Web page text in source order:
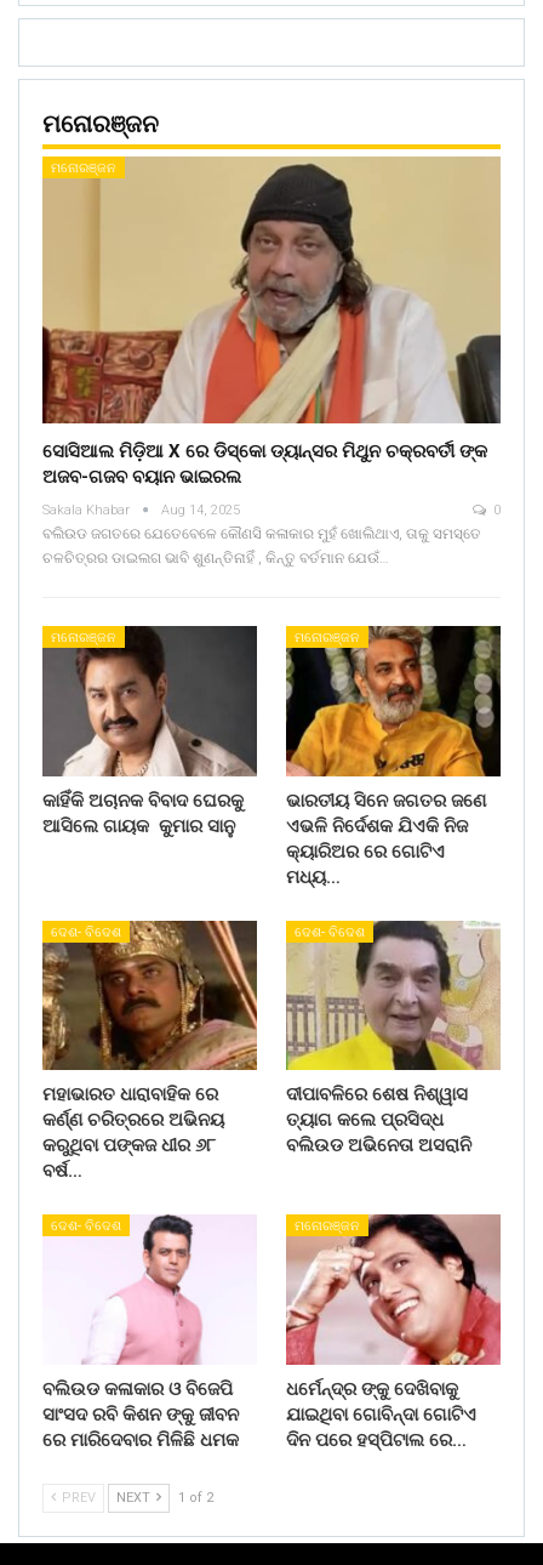
ମନୋରଞ୍ଜନ
ମନୋରଞ୍ଜନ
ସୋସିଆଲ ମିଡ଼ିଆ X ରେ ଡିସ୍କୋ ଡ୍ୟାନ୍ସର ମିଥୁନ ଚକ୍ରବର୍ତୀ ଙ୍କ
ଅଜବ-ଗଜବ ବୟାନ ଭାଇରଲ
Sakala Khabar Aug 14, 2025 0
ବଲିଉଡ ଜଗତରେ ଯେତେବେଳେ କୌଣସି କଳାକାର ମୁହଁ ଖୋଲିଥାଏ, ତାକୁ ସମସ୍ତେ
ଚଳଚିତ୍ରର ଡାଇଲଗ ଭାବି ଶୁଣନ୍ତିନାହିଁ , କିନ୍ତୁ ବର୍ତମାନ ଯେଉଁ…
ମନୋରଞ୍ଜନ
କାହିଁକି ଅଚାନକ ବିବାଦ ଘେରକୁ
ଆସିଲେ ଗାୟକ କୁମାର ସାନୁ
ମନୋରଞ୍ଜନ
ଭାରତୀୟ ସିନେ ଜଗତର ଜଣେ
ଏଭଳି ନିର୍ଦେଶକ ଯିଏକି ନିଜ
କ୍ୟାରିଅର ରେ ଗୋଟିଏ
ମଧ୍ୟ…
ଦେଶ- ବିଦେଶ
ମହାଭାରତ ଧାରାବାହିକ ରେ
କର୍ଣ୍ଣ ଚରିତ୍ରରେ ଅଭିନୟ
କରୁଥିବା ପଙ୍କଜ ଧୀର ୬୮
ବର୍ଷ…
ଦେଶ- ବିଦେଶ
ଦୀପାବଳିରେ ଶେଷ ନିଶ୍ୱାସ
ତ୍ୟାଗ କଲେ ପ୍ରସିଦ୍ଧ
ବଲିଉଡ ଅଭିନେତା ଅସରାନି
ଦେଶ- ବିଦେଶ
ବଲିଉଡ କଳାକାର ଓ ବିଜେପି
ସାଂସଦ ରବି କିଶନ ଙ୍କୁ ଜୀବନ
ରେ ମାରିଦେବାର ମିଳିଛି ଧମକ
ମନୋରଞ୍ଜନ
ଧର୍ମେନ୍ଦ୍ର ଙ୍କୁ ଦେଖିବାକୁ
ଯାଇଥିବା ଗୋବିନ୍ଦା ଗୋଟିଏ
ଦିନ ପରେ ହସ୍ପିଟାଲ ରେ…
PREV NEXT 1 of 2